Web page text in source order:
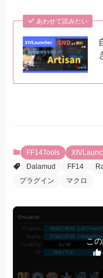
あわせて読みたい
FF14Tools
Dalamud
FF14
プラグイン
マクロ
こ